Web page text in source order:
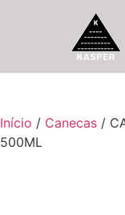
Início / Canecas /
500ML